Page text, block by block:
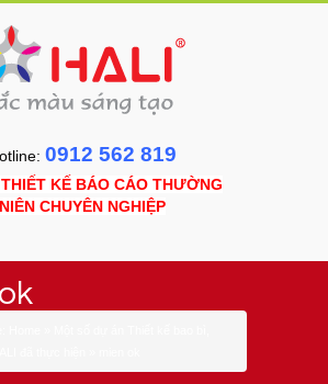
0912 562 819
KẾ BÁO CÁO THƯỜNG
NIÊN CHUYÊN NGHIỆP